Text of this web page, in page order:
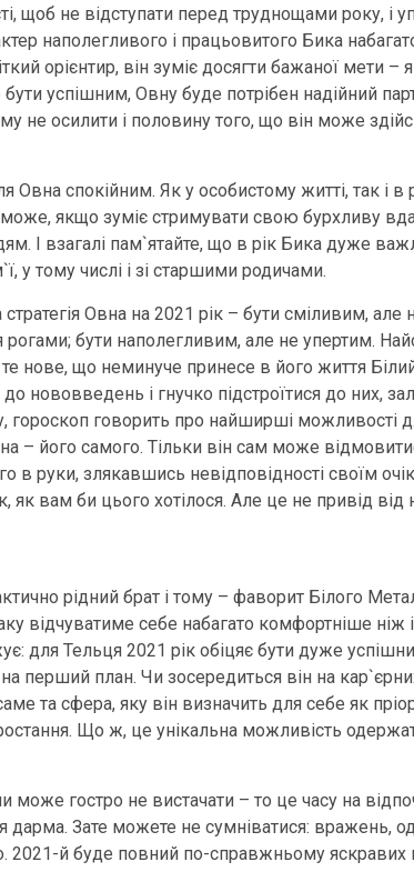
щоб не відступати перед труднощами року, і
наполегливого і працьовитого Бика
орієнтир, він зуміє досягти бажаної мети –
успішним, Овну буде потрібен надійний
не осилити і половину того, що він може
спокійним. Як у особистому житті, так і в
якщо зуміє стримувати свою бурхливу
І взагалі пам`ятайте, що в рік Бика дуже
у тому числі і зі старшими родичами.
Овна на 2021 рік – бути сміливим,
рогами; бути наполегливим, але не упертим.
нове, що неминуче принесе в його життя
до нововведень і гнучко підстроїтися до них,
говорить про найширші можливості
– його самого. Тільки він сам може
в руки, злякавшись невідповідності своїм
вам би цього хотілося. Але це не привід від
рідний брат і тому – фаворит Білого
відчуватиме себе набагато комфортніше
для Тельця 2021 рік обіцяє бути дуже
перший план. Чи зосередиться він на
та сфера, яку він визначить для себе як
Що ж, це унікальна можливість
гостро не вистачати – то це часу на
дарма. Зате можете не сумніватися: вражень,
2021-й буде повний по-справжньому яскравих